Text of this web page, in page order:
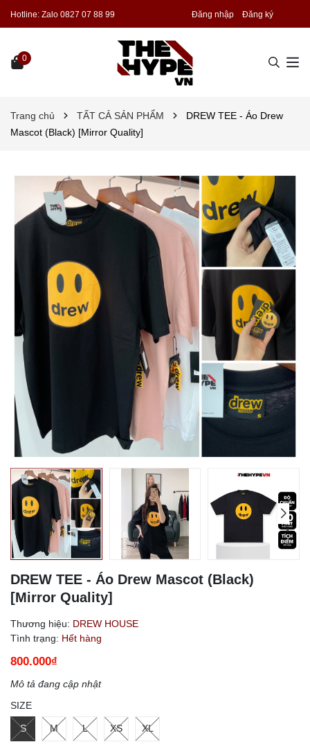
Hotline: Zalo 0827 07 88 99 Đăng nhập Đăng ký
0
Trang chủ TẤT CẢ SẢN PHẨM
DREW TEE - Áo Drew
Mascot (Black) [Mirror Quality]
DREW TEE - Áo Drew Mascot (Black)
[Mirror Quality]
Thương hiệu: DREW HOUSE
Tình trạng: Hết hàng
800.000₫
Mô tả đang cập nhật
SIZE
S M L XS XL